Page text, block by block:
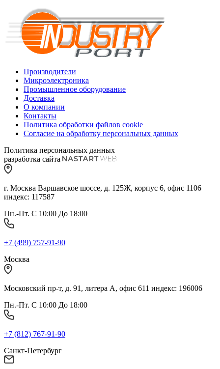
Производители
Микроэлектроника
Промышленное оборудование
Доставка
О компании
Контакты
Политика обработки файлов cookie
Согласие на обработку персональных данных
Политика персональных данных
разработка сайта
г. Москва Варшавское шоссе, д. 125Ж, корпус 6, офис 1106
индекс: 117587
Пн.-Пт. С 10:00 До 18:00
+7 (499) 757-91-90
Москва
Московский пр-т, д. 91, литера А, офис 611 индекс: 196006
Пн.-Пт. С 10:00 До 18:00
+7 (812) 767-91-90
Санкт-Петербург